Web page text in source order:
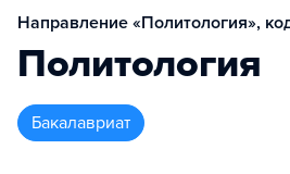
Направление «Политология»,
Политология
бакалавриат